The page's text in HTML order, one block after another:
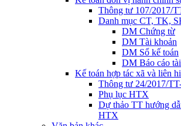
Thông tư 107/2017/
Danh mục CT, TK,
DM Chứng từ
DM Tài khoản
DM Sổ kế toán
DM Báo cáo
Kế toán hợp tác xã và liên
Thông tư 24/2017/
Phụ lục HTX
Dự thảo TT hướng
HTX